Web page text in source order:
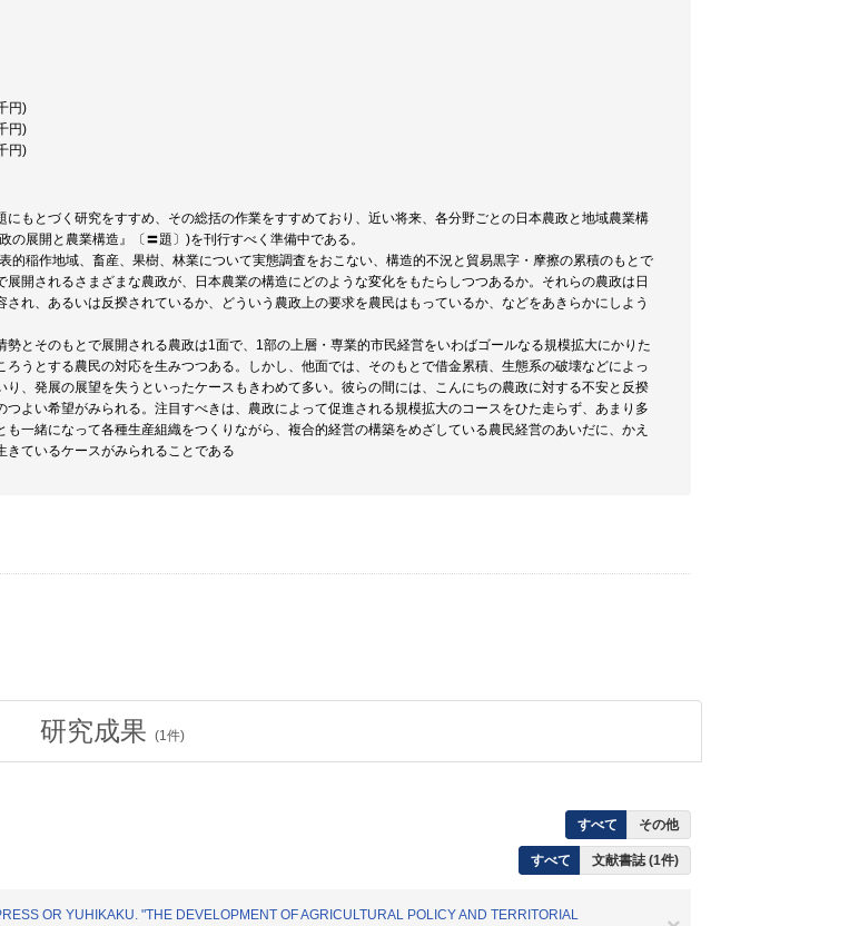
円)
円)
円)
もとづく研究をすすめ、その総括の作業をすすめており、近い将来、各分野ごとの日本農政と地域農業構
の展開と農業構造』〔〓題〕)を刊行すべく準備中である。
的稲作地域、畜産、果樹、林業について実態調査をおこない、構造的不況と貿易黒字・摩擦の累積のもとで
開されるさまざまな農政が、日本農業の構造にどのような変化をもたらしつつあるか。それらの農政は日
れ、あるいは反揆されているか、どういう農政上の要求を農民はもっているか、などをあきらかにしよう
勢とそのもとで展開される農政は1面で、1部の上層・専業的市民経営をいわばゴールなる規模拡大にかりた
うとする農民の対応を生みつつある。しかし、他面では、そのもとで借金累積、生態系の破壊などによっ
、発展の展望を失うといったケースもきわめて多い。彼らの間には、こんにちの農政に対する不安と反揆
つよい希望がみられる。注目すべきは、農政によって促進される規模拡大のコースをひた走らず、あまり多
一緒になって各種生産組織をつくりながら、複合的経営の構築をめざしている農民経営のあいだに、かえ
きているケースがみられることである
研究成果 (1件)
すべて その他
すべて 文献書誌 (1件)
OR YUHIKAKU. "THE DEVELOPMENT OF AGRICULTURAL POLICY AND TERRITORIAL